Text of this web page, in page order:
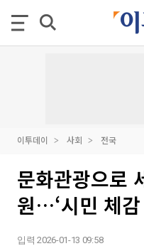
이투데이 사회 전국
문화관광으로
원…‘시민 체
입력 2026-01-13 09:58